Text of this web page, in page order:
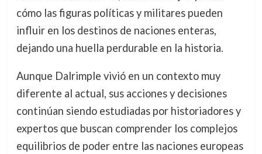
cómo las figuras políticas y militares pueden
influir en los destinos de naciones enteras,
dejando una huella perdurable en la historia.
Aunque Dalrimple vivió en un contexto muy
diferente al actual, sus acciones y decisiones
continúan siendo estudiadas por historiadores y
expertos que buscan comprender los complejos
equilibrios de poder entre las naciones europeas